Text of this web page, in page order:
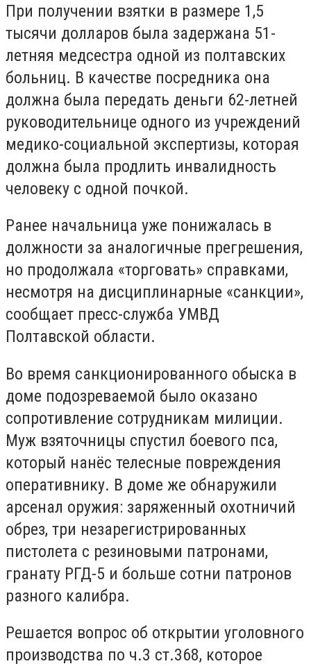
При получении взятки в размере 1,5
тысячи долларов была задержана 51-
летняя медсестра одной из полтавских
больниц. В качестве посредника она
должна была передать деньги 62-летней
руководительнице одного из учреждений
медико-социальной экспертизы, которая
должна была продлить инвалидность
человеку с одной почкой.
Ранее начальница уже понижалась в
должности за аналогичные прегрешения,
но продолжала «торговать» справками,
несмотря на дисциплинарные «санкции»,
сообщает пресс-служба УМВД
Полтавской области.
Во время санкционированного обыска в
доме подозреваемой было оказано
сопротивление сотрудникам милиции.
Муж взяточницы спустил боевого пса,
который нанёс телесные повреждения
оперативнику. В доме же обнаружили
арсенал оружия: заряженный охотничий
обрез, три незарегистрированных
пистолета с резиновыми патронами,
гранату РГД-5 и больше сотни патронов
разного калибра.
Решается вопрос об открытии уголовного
производства по ч.3 ст.368, которое